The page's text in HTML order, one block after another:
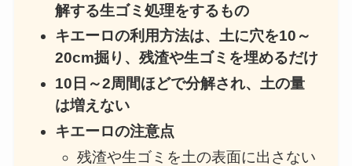
解する生ゴミ処理をするもの
キエーロの利用方法は、土に穴を10～
20cm掘り、残渣や生ゴミを埋めるだけ
10日～2周間ほどで分解され、土の量
は増えない
キエーロの注意点
残渣や生ゴミを土の表面に出さない